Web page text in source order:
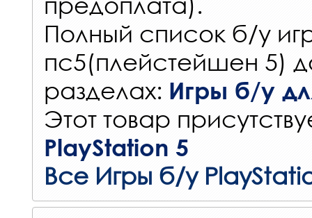
Полный список б/у
пс5(плейстейшен 5)
разделах: Игры б/у
Этот товар
PlayStation 5
Все Игры б/у